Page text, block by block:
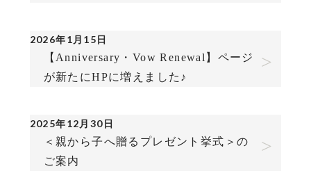
2026年1月15日
【Anniversary・Vow Renewal】ページ
が新たにHPに増えました♪
2025年12月30日
＜親から子へ贈るプレゼント挙式＞の
ご案内